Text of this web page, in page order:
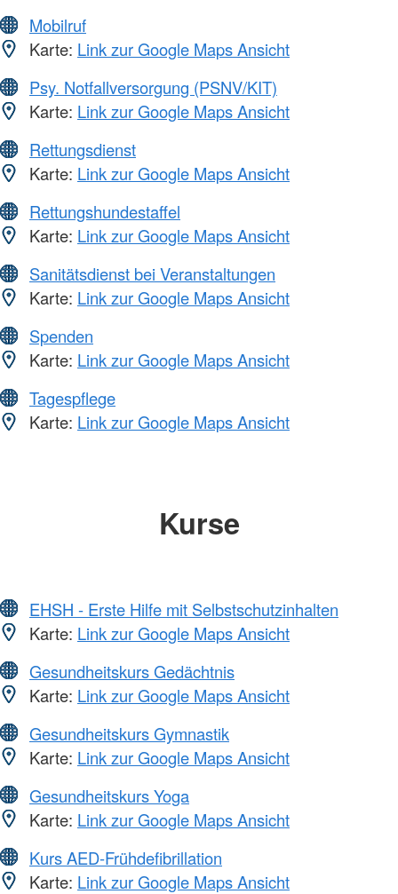
Mobilruf
Karte: Link zur Google Maps Ansicht
Psy. Notfallversorgung (PSNV/KIT)
Karte: Link zur Google Maps Ansicht
Rettungsdienst
Karte: Link zur Google Maps Ansicht
Rettungshundestaffel
Karte: Link zur Google Maps Ansicht
Sanitätsdienst bei Veranstaltungen
Karte: Link zur Google Maps Ansicht
Spenden
Karte: Link zur Google Maps Ansicht
Tagespflege
Karte: Link zur Google Maps Ansicht
Kurse
EHSH - Erste Hilfe mit Selbstschutzinhalten
Karte: Link zur Google Maps Ansicht
Gesundheitskurs Gedächtnis
Karte: Link zur Google Maps Ansicht
Gesundheitskurs Gymnastik
Karte: Link zur Google Maps Ansicht
Gesundheitskurs Yoga
Karte: Link zur Google Maps Ansicht
Kurs AED-Frühdefibrillation
Karte: Link zur Google Maps Ansicht